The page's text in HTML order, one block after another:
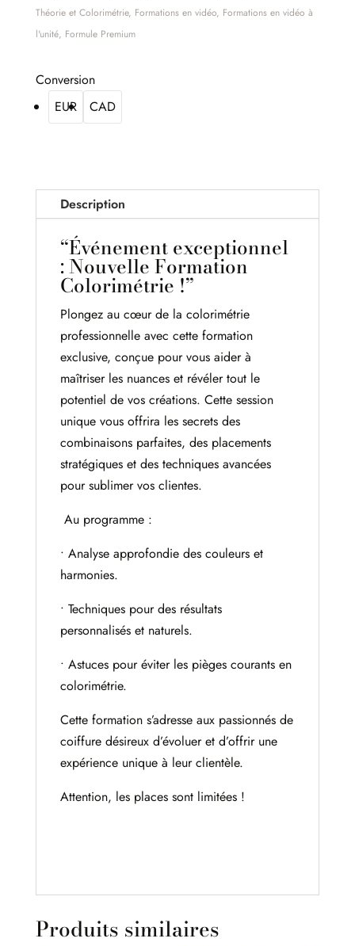
Théorie et Colorimétrie, Formations en vidéo, Formations en vidéo à
l'unité, Formule Premium
Conversion
EUR
CAD
Description
“Événement exceptionnel
: Nouvelle Formation
Colorimétrie !”
Plongez au cœur de la colorimétrie
professionnelle avec cette formation
exclusive, conçue pour vous aider à
maîtriser les nuances et révéler tout le
potentiel de vos créations. Cette session
unique vous offrira les secrets des
combinaisons parfaites, des placements
stratégiques et des techniques avancées
pour sublimer vos clientes.
Au programme :
• Analyse approfondie des couleurs et
harmonies.
• Techniques pour des résultats
personnalisés et naturels.
• Astuces pour éviter les pièges courants en
colorimétrie.
Cette formation s’adresse aux passionnés de
coiffure désireux d’évoluer et d’offrir une
expérience unique à leur clientèle.
Attention, les places sont limitées !
Produits similaires